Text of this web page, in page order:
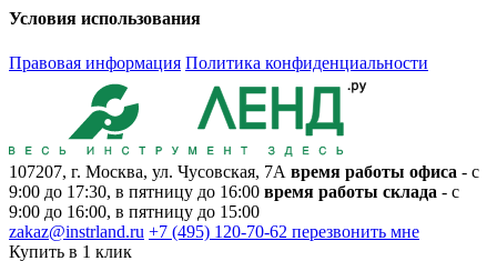
Условия использования
Правовая информация Политика конфиденциальности
107207, г. Москва, ул. Чусовская, 7А время работы офиса - с
9:00 до 17:30, в пятницу до 16:00 время работы склада - с
9:00 до 16:00, в пятницу до 15:00
zakaz@instrland.ru +7 (495) 120-70-62 перезвонить мне
Купить в 1 клик